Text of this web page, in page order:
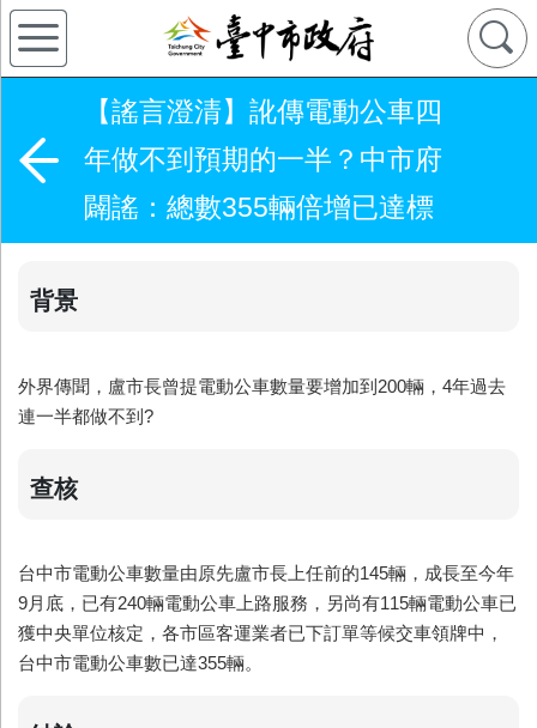
【謠言澄清】訛傳電動公車四
年做不到預期的一半？中市府
闢謠：總數355輛倍增已達標
背景
外界傳聞，盧市長曾提電動公車數量要增加到200輛，4年過去
連一半都做不到?
查核
台中市電動公車數量由原先盧市長上任前的145輛，成長至今年
9月底，已有240輛電動公車上路服務，另尚有115輛電動公車已
獲中央單位核定，各市區客運業者已下訂單等候交車領牌中，
台中市電動公車數已達355輛。